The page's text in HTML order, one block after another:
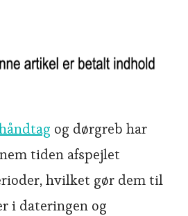
og dørgreb har
tiden afspejlet
hvilket gør dem til
i dateringen og